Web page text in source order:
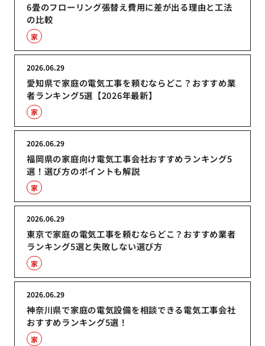
6畳のフローリング張替え費用に差が出る理由と工法
の比較
家
愛知県で家庭の電気工事を頼むならどこ？おすすめ業
者ランキング5選【2026年最新】
2026.06.29
家
福岡県の家庭向け電気工事会社おすすめランキング5
選！選び方のポイントも解説
2026.06.29
家
東京で家庭の電気工事を頼むならどこ？おすすめ業者
ランキング5選と失敗しない選び方
2026.06.29
家
神奈川県で家庭の電気設備を相談できる電気工事会社
おすすめランキング5選！
2026.06.29
家